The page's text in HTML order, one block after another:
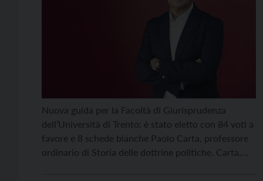
Nuova guida per la Facoltà di Giurisprudenza
dell’Università di Trento: è stato eletto con 84 voti a
favore e 8 schede bianche Paolo Carta, professore
ordinario di Storia delle dottrine politiche. Carta,